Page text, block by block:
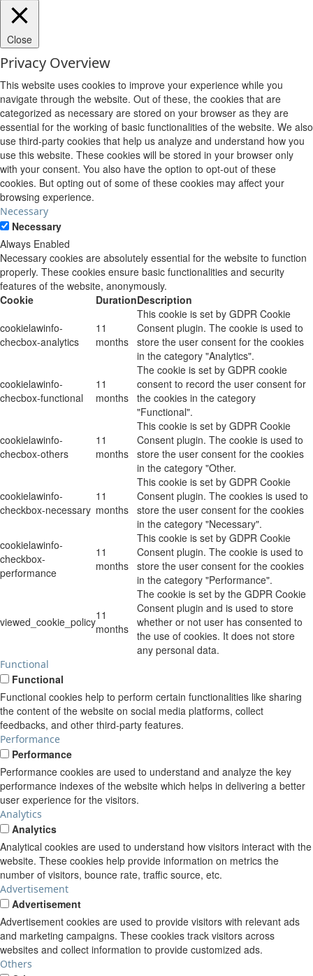
Close
Privacy Overview
This website uses cookies to improve your experience while you
navigate through the website. Out of these, the cookies that are
categorized as necessary are stored on your browser as they are
essential for the working of basic functionalities of the website. We also
use third-party cookies that help us analyze and understand how you
use this website. These cookies will be stored in your browser only
with your consent. You also have the option to opt-out of these
cookies. But opting out of some of these cookies may affect your
browsing experience.
Necessary
Necessary
Always Enabled
Necessary cookies are absolutely essential for the website to function
properly. These cookies ensure basic functionalities and security
features of the website, anonymously.
Cookie
DurationDescription
cookielawinfo-
checbox-analytics
11
months
This cookie is set by GDPR Cookie
Consent plugin. The cookie is used to
store the user consent for the cookies
in the category "Analytics".
cookielawinfo-
checbox-functional
11
months
The cookie is set by GDPR cookie
consent to record the user consent for
the cookies in the category
"Functional".
cookielawinfo-
checbox-others
11
months
This cookie is set by GDPR Cookie
Consent plugin. The cookie is used to
store the user consent for the cookies
in the category "Other.
cookielawinfo-
checkbox-necessary
11
months
This cookie is set by GDPR Cookie
Consent plugin. The cookies is used to
store the user consent for the cookies
in the category "Necessary".
cookielawinfo-
checkbox-
performance
11
months
This cookie is set by GDPR Cookie
Consent plugin. The cookie is used to
store the user consent for the cookies
in the category "Performance".
viewed_cookie_policy11
months
The cookie is set by the GDPR Cookie
Consent plugin and is used to store
whether or not user has consented to
the use of cookies. It does not store
any personal data.
Functional
Functional
Functional cookies help to perform certain functionalities like sharing
the content of the website on social media platforms, collect
feedbacks, and other third-party features.
Performance
Performance
Performance cookies are used to understand and analyze the key
performance indexes of the website which helps in delivering a better
user experience for the visitors.
Analytics
Analytics
Analytical cookies are used to understand how visitors interact with the
website. These cookies help provide information on metrics the
number of visitors, bounce rate, traffic source, etc.
Advertisement
Advertisement
Advertisement cookies are used to provide visitors with relevant ads
and marketing campaigns. These cookies track visitors across
websites and collect information to provide customized ads.
Others